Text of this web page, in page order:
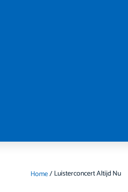
Home/Luisterconcert Altijd Nu